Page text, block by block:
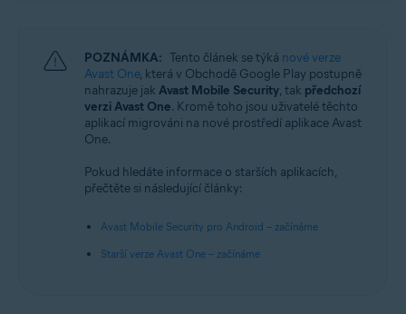
POZNÁMKA: Tento článek se týká nové verze
Avast One, která v Obchodě Google Play postupně
nahrazuje jak Avast Mobile Security, tak předchozí
verzi Avast One. Kromě toho jsou uživatelé těchto
aplikací migrováni na nové prostředí aplikace Avast
One.
Pokud hledáte informace o starších aplikacích,
přečtěte si následující články:
Avast Mobile Security pro Android – začínáme
Starší verze Avast One – začínáme